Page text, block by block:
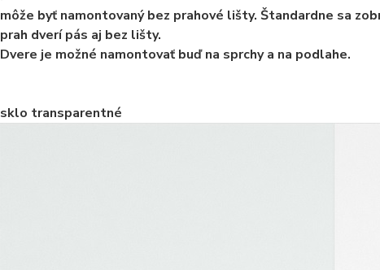
môže byť namontovaný bez prahové lišty. Štandardne sa
prah dverí pás aj bez lišty.
Dvere je možné namontovať buď na sprchy a na podlahe.
sklo transparentné